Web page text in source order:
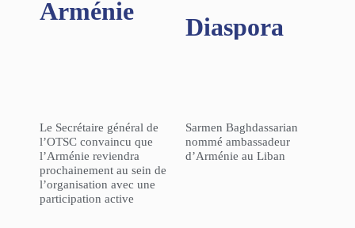
Arménie
Le Secrétaire général de
l’OTSC convaincu que
l’Arménie reviendra
prochainement au sein de
l’organisation avec une
participation active
Diaspora
Sarmen Baghdassarian
nommé ambassadeur
d’Arménie au Liban